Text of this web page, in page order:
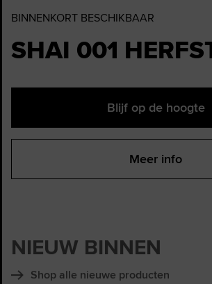
BINNENKORT BESCHIKBAAR
SHAI 001
Blijf op de hoogte
Meer info
NIEUW BINNEN
Shop alle nieuwe producten